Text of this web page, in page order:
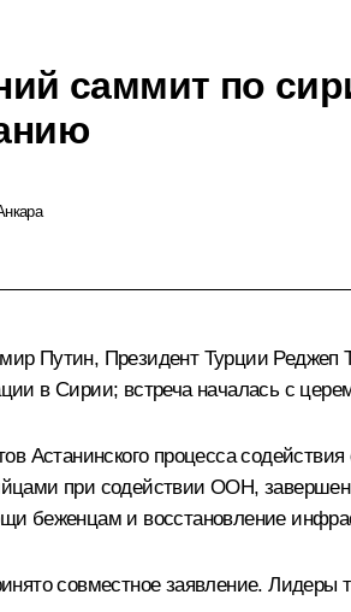
саммит по
Путин, Президент Турции Реджеп
в Сирии; встреча началась с
Астанинского процесса
при содействии ООН,
беженцам и восстановление
совместное заявление.